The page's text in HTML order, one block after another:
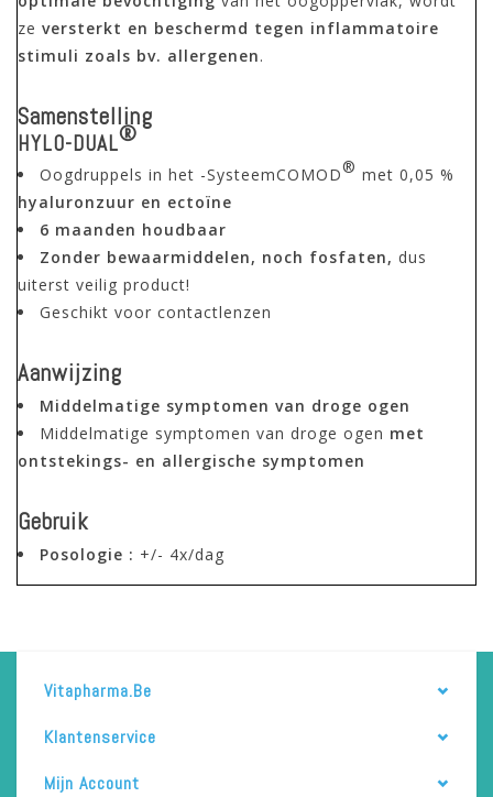
ze versterkt en beschermd tegen inflammatoire
stimuli zoals bv. allergenen.
Samenstelling
HYLO-DUAL®
Oogdruppels in het -SysteemCOMOD® met 0,05 %
hyaluronzuur en ectoïne
6 maanden houdbaar
Zonder bewaarmiddelen, noch fosfaten, dus
uiterst veilig product!
Geschikt voor contactlenzen
Aanwijzing
Middelmatige symptomen van droge ogen
Middelmatige symptomen van droge ogen met
ontstekings- en allergische symptomen
Gebruik
Posologie : +/- 4x/dag
Vitapharma.be
Klantenservice
Mijn Account